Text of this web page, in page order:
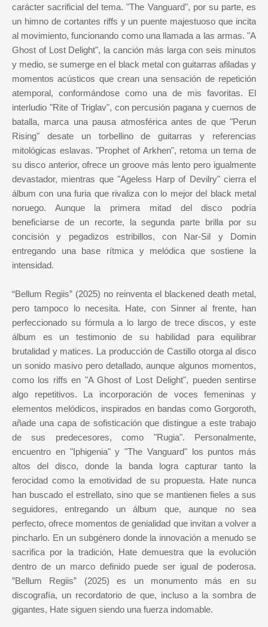
carácter sacrificial del tema. "The Vanguard", por su parte, es
un himno de cortantes riffs y un puente majestuoso que incita
al movimiento, funcionando como una llamada a las armas. "A
Ghost of Lost Delight", la canción más larga con seis minutos
y medio, se sumerge en el black metal con guitarras afiladas y
momentos acústicos que crean una sensación de repetición
atemporal, conformándose como una de mis favoritas. El
interludio "Rite of Triglav", con percusión pagana y cuernos de
batalla, marca una pausa atmosférica antes de que "Perun
Rising" desate un torbellino de guitarras y referencias
mitológicas eslavas. "Prophet of Arkhen", retoma un tema de
su disco anterior, ofrece un groove más lento pero igualmente
devastador, mientras que "Ageless Harp of Devilry" cierra el
álbum con una furia que rivaliza con lo mejor del black metal
noruego. Aunque la primera mitad del disco podría
beneficiarse de un recorte, la segunda parte brilla por su
concisión y pegadizos estribillos, con Nar-Sil y Domin
entregando una base rítmica y melódica que sostiene la
intensidad.
“Bellum Regiis” (2025) no reinventa el blackened death metal,
pero tampoco lo necesita. Hate, con Sinner al frente, han
perfeccionado su fórmula a lo largo de trece discos, y este
álbum es un testimonio de su habilidad para equilibrar
brutalidad y matices. La producción de Castillo otorga al disco
un sonido masivo pero detallado, aunque algunos momentos,
como los riffs en "A Ghost of Lost Delight", pueden sentirse
algo repetitivos. La incorporación de voces femeninas y
elementos melódicos, inspirados en bandas como Gorgoroth,
añade una capa de sofisticación que distingue a este trabajo
de sus predecesores, como "Rugia". Personalmente,
encuentro en "Iphigenia" y "The Vanguard" los puntos más
altos del disco, donde la banda logra capturar tanto la
ferocidad como la emotividad de su propuesta. Hate nunca
han buscado el estrellato, sino que se mantienen fieles a sus
seguidores, entregando un álbum que, aunque no sea
perfecto, ofrece momentos de genialidad que invitan a volver a
pincharlo. En un subgénero donde la innovación a menudo se
sacrifica por la tradición, Hate demuestra que la evolución
dentro de un marco definido puede ser igual de poderosa.
”Bellum Regiis” (2025) es un monumento más en su
discografía, un recordatorio de que, incluso a la sombra de
gigantes, Hate siguen siendo una fuerza indomable.